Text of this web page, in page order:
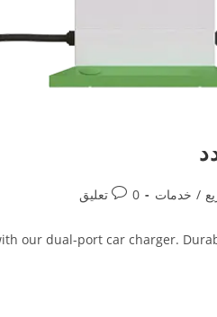
/ خدمات 0 تعليق
our dual-port car charger.